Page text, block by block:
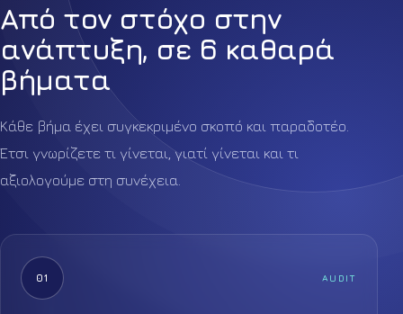
Από τον στόχο στην
ανάπτυξη, σε 6 καθαρά
βήματα
Κάθε βήμα έχει συγκεκριμένο σκοπό και παραδοτέο.
Έτσι γνωρίζετε τι γίνεται, γιατί γίνεται και τι
αξιολογούμε στη συνέχεια.
01 AUDIT